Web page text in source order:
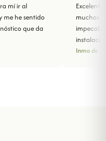
mí ir al
me he sentido
que da
muchos
Inma de